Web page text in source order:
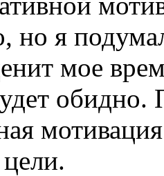
но я
мое